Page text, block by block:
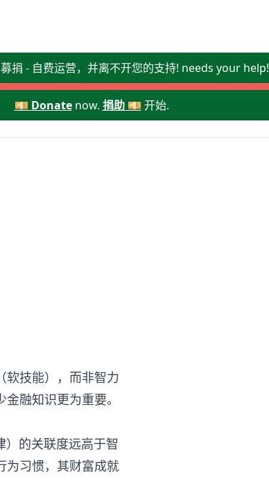
捐 - 自费运营，并离不开您的支持! needs your help!
💴 Donatenow. 捐助 💴 开始.
软技能），而非智力
融知识更为重要。
）的关联度远高于智
为习惯，其财富成就